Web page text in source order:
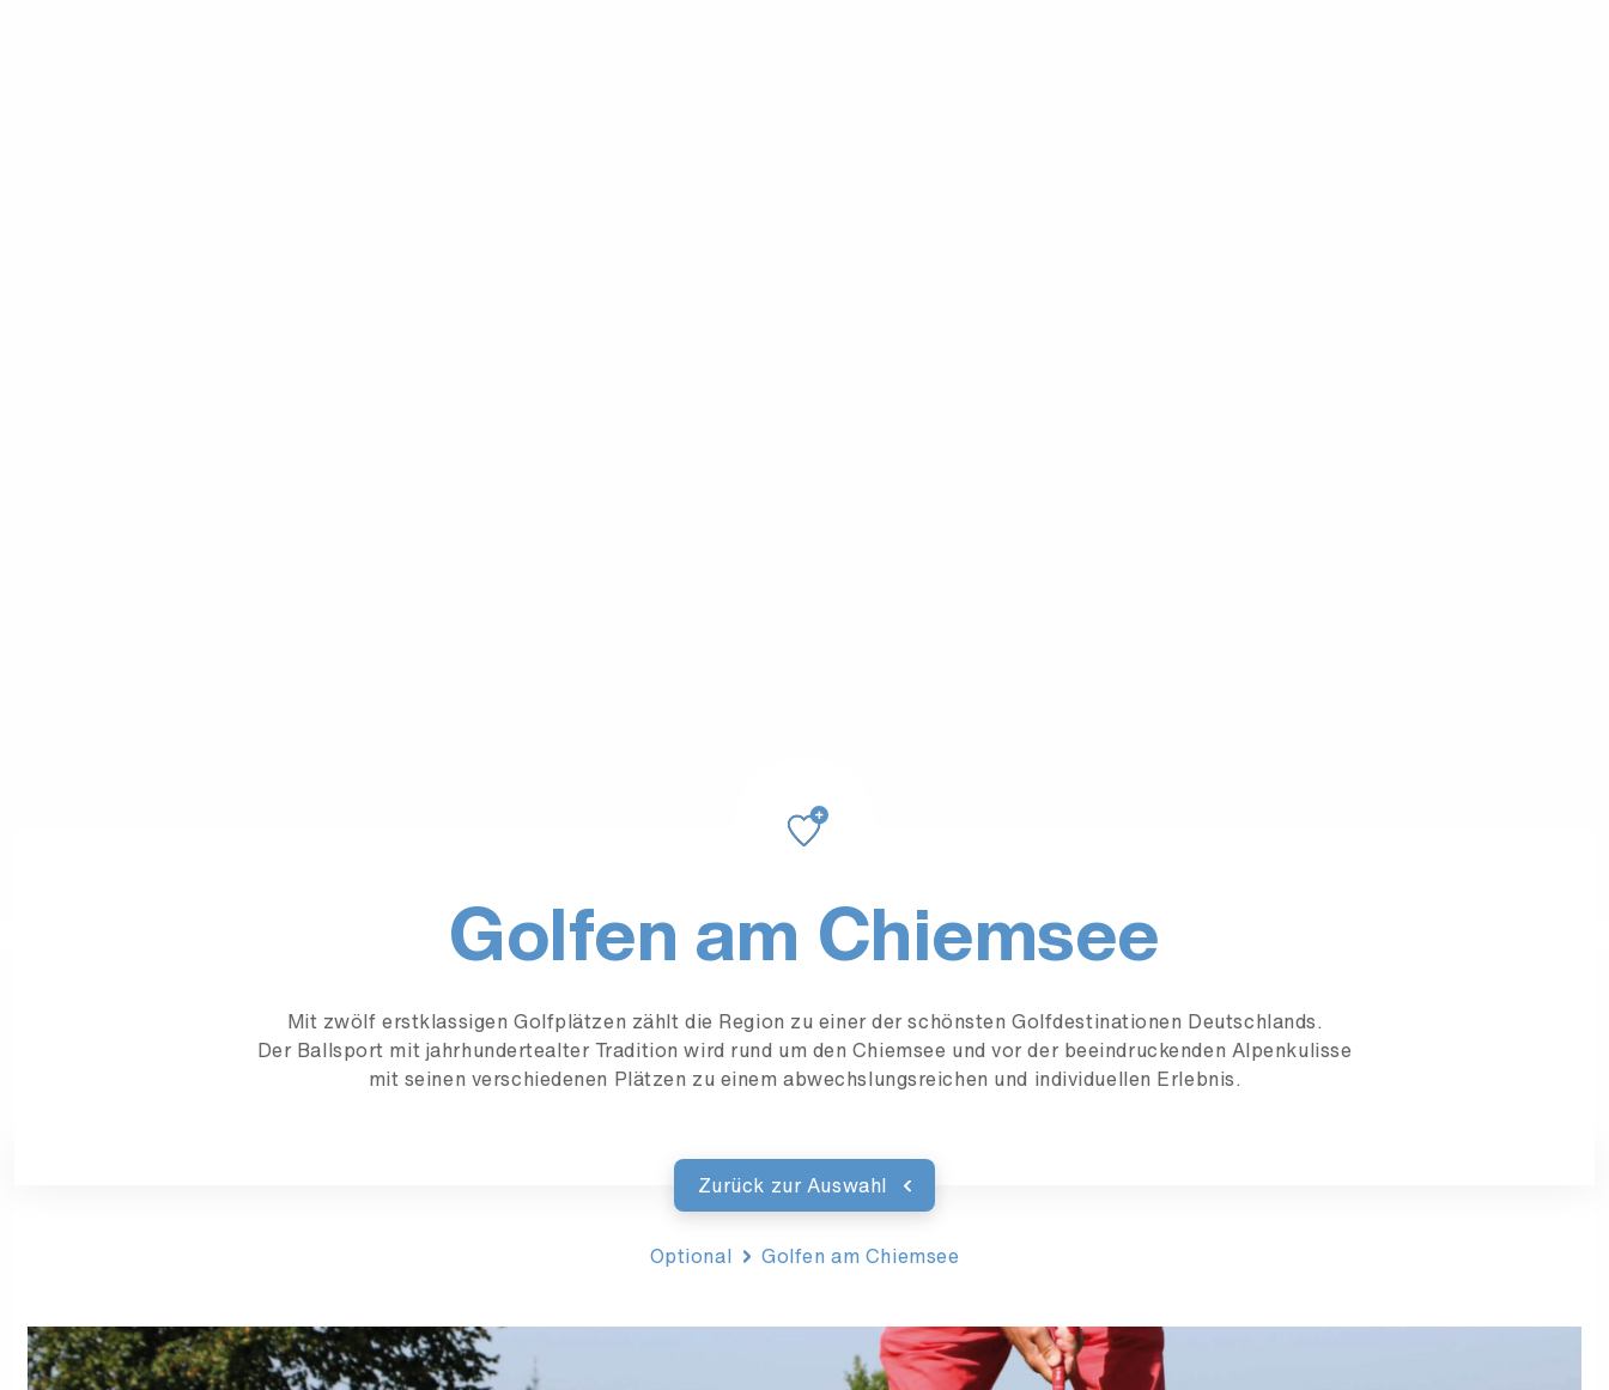
Golfen am Chiemsee
Mit zwölf erstklassigen Golfplätzen zählt die Region zu einer der schönsten Golfdestinationen Deutschlands.
Der Ballsport mit jahrhundertealter Tradition wird rund um den Chiemsee und vor der beeindruckenden Alpenkulisse
mit seinen verschiedenen Plätzen zu einem abwechslungsreichen und individuellen Erlebnis.
Zurück zur Auswahl
Optional Golfen am Chiemsee